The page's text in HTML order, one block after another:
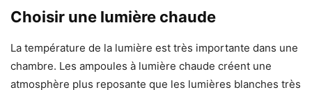
Choisir une lumière chaude
La température de la lumière est très importante dans une
chambre. Les ampoules à lumière chaude créent une
atmosphère plus reposante que les lumières blanches très